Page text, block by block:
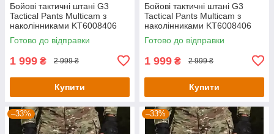
Бойові тактичні штані G3
Tactical Pants Multicam з
наколінниками KT6008406
Готово до відправки
1 999 ₴ 2 999 ₴
Купити
Бойові тактичні штані G3
Tactical Pants Multicam з
наколінниками KT6008406
розмір L
Готово до відправки
1 999 ₴ 2 999 ₴
Купити
–33% –33%